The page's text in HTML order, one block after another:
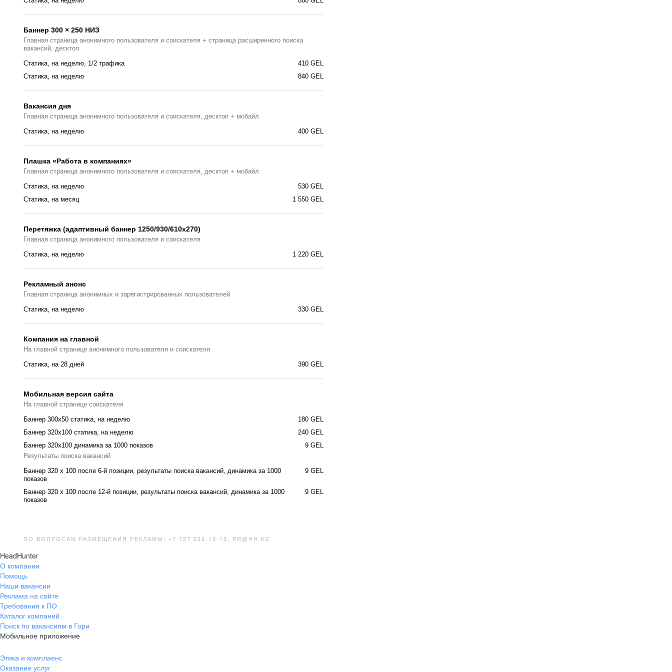
Баннер 300 × 250 НИЗ
Главная страница анонимного пользователя и соискателя + страница расширенного поиска
вакансий, десктоп
410 GEL
Статика, на неделю, 1/2 трафика
840 GEL
Статика, на неделю
Вакансия дня
Главная страницa анонимного пользователя и соискателя, десктоп + мобайл
400 GEL
Cтатика, на неделю
Плашка «Работа в компаниях»
Главная страницa анонимного пользователя и соискателя, десктоп + мобайл
530 GEL
Статика, на неделю
1 550 GEL
Статика, на месяц
Перетяжка (адаптивный баннер 1250/930/610х270)
Главная страницa анонимного пользователя и соискателя
1 220 GEL
Статика, на неделю
Рекламный анонс
Главная страница анонимных и зарегистрированных пользователей
330 GEL
Статика, на неделю
Компания на главной
На главной странице анонимного пользователя и соискателя
390 GEL
Cтатика, на 28 дней
Мобильная версия сайта
На главной странице соискателя
180 GEL
Баннер 300x50 статика, на неделю
240 GEL
Баннер 320x100 статика, на неделю
9 GEL
Баннер 320x100 динамика за 1000 показов
Результаты поиска вакансий
9 GEL
Баннер 320 x 100 после 6-й позиции, результаты поиска вакансий, динамика за 1000
показов
9 GEL
Баннер 320 x 100 после 12-й позиции, результаты поиска вакансий, динамика за 1000
показов
ПО ВОПРОСАМ РАЗМЕЩЕНИЯ РЕКЛАМЫ: +7 727 232-13-13, PR@HH.KZ
HeadHunter
О компании
Помощь
Наши вакансии
Реклама на сайте
Требования к ПО
Каталог компаний
Поиск по вакансиям в Гори
Мобильное приложение
Этика и комплаенс
Оказание услуг